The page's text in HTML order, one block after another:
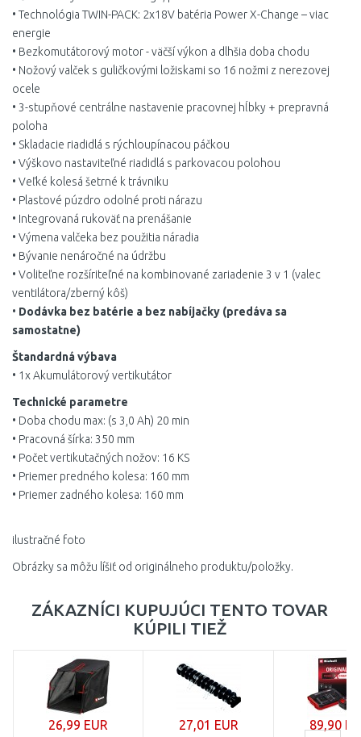
• Technológia TWIN-PACK: 2x18V batéria Power X-Change – viac
energie
• Bezkomutátorový motor - väčší výkon a dlhšia doba chodu
• Nožový valček s guličkovými ložiskami so 16 nožmi z nerezovej
ocele
• 3-stupňové centrálne nastavenie pracovnej hĺbky + prepravná
poloha
• Skladacie riadidlá s rýchloupínacou páčkou
• Výškovo nastaviteľné riadidlá s parkovacou polohou
• Veľké kolesá šetrné k trávniku
• Plastové púzdro odolné proti nárazu
• Integrovaná rukoväť na prenášanie
• Výmena valčeka bez použitia náradia
• Bývanie nenáročné na údržbu
• Voliteľne rozšíriteľné na kombinované zariadenie 3 v 1 (valec
ventilátora/zberný kôš)
• Dodávka bez batérie a bez nabíjačky (predáva sa
samostatne)
Štandardná výbava
• 1x Akumulátorový vertikutátor
Technické parametre
• Doba chodu max: (s 3,0 Ah) 20 min
• Pracovná šírka: 350 mm
• Počet vertikutačných nožov: 16 KS
• Priemer predného kolesa: 160 mm
• Priemer zadného kolesa: 160 mm
ilustračné foto
Obrázky sa môžu líšiť od originálneho produktu/položky.
ZÁKAZNÍCI KUPUJÚCI TENTO TOVAR
KÚPILI TIEŽ
26,99 EUR 27,01 EUR 89,90